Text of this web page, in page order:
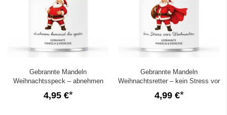
Gebrannte Mandeln
Weihnachtsspeck – abnehmen
kannst du später
4,95 €
Gebrannte Mandeln
Weihnachtsretter – kein Stress vor
Weihnachten!
4,99 €